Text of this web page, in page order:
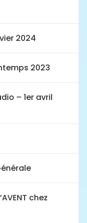
2024
2023
– 1er avril
chez